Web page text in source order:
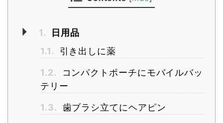
1.
日用品
1.1.
引き出しに薬
1.2.
コンパクトポーチにモバイルバッ
テリー
1.3. 歯ブラシ立てにヘアピン